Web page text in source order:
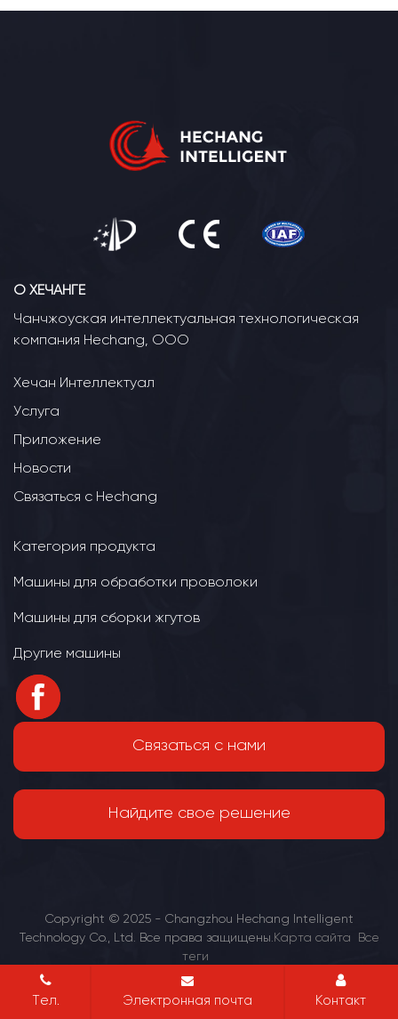
О ХЕЧАНГЕ
Чанчжоуская интеллектуальная технологическая
компания Hechang, ООО
Хечан Интеллектуал
Услуга
Приложение
Новости
Связаться с Hechang
Категория продукта
Машины для обработки проволоки
Машины для сборки жгутов
Другие машины
Связаться с нами
Найдите свое решение
Copyright © 2025 - Changzhou Hechang Intelligent
Technology Co., Ltd. Все права защищены.Карта сайта
Все
теги
Тел. Электронная почта Контакт